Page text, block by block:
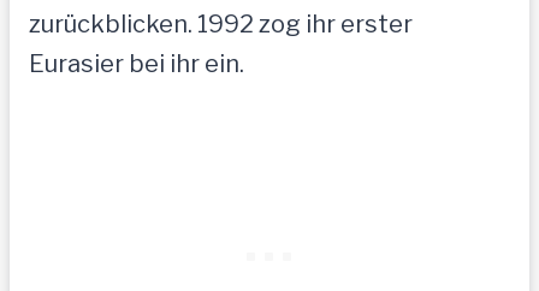
zurückblicken. 1992 zog ihr erster
Eurasier bei ihr ein.